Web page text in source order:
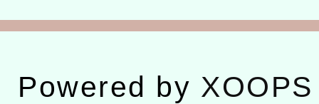
Powered by XOOPS